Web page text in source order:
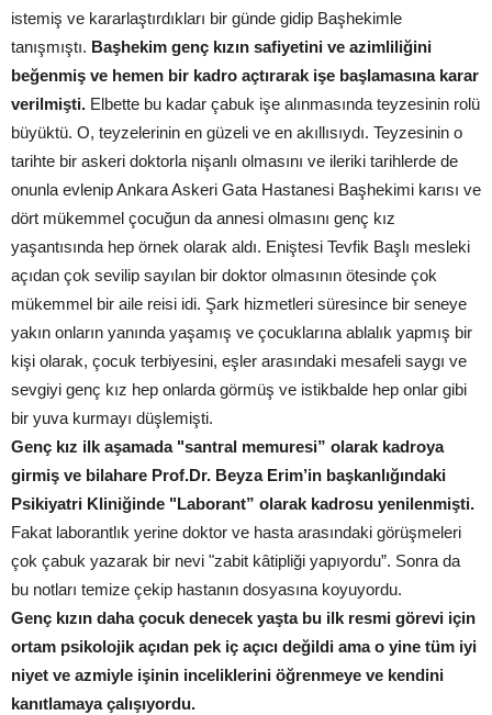
istemiş ve kararlaştırdıkları bir günde gidip Başhekimle
tanışmıştı. Başhekim genç kızın safiyetini ve azimliliğini
beğenmiş ve hemen bir kadro açtırarak işe başlamasına karar
verilmişti. Elbette bu kadar çabuk işe alınmasında teyzesinin rolü
büyüktü. O, teyzelerinin en güzeli ve en akıllısıydı. Teyzesinin o
tarihte bir askeri doktorla nişanlı olmasını ve ileriki tarihlerde de
onunla evlenip Ankara Askeri Gata Hastanesi Başhekimi karısı ve
dört mükemmel çocuğun da annesi olmasını genç kız
yaşantısında hep örnek olarak aldı. Eniştesi Tevfik Başlı mesleki
açıdan çok sevilip sayılan bir doktor olmasının ötesinde çok
mükemmel bir aile reisi idi. Şark hizmetleri süresince bir seneye
yakın onların yanında yaşamış ve çocuklarına ablalık yapmış bir
kişi olarak, çocuk terbiyesini, eşler arasındaki mesafeli saygı ve
sevgiyi genç kız hep onlarda görmüş ve istikbalde hep onlar gibi
bir yuva kurmayı düşlemişti.
Genç kız ilk aşamada "santral memuresi” olarak kadroya
girmiş ve bilahare Prof.Dr. Beyza Erim’in başkanlığındaki
Psikiyatri Kliniğinde "Laborant” olarak kadrosu yenilenmişti.
Fakat laborantlık yerine doktor ve hasta arasındaki görüşmeleri
çok çabuk yazarak bir nevi "zabit kâtipliği yapıyordu”. Sonra da
bu notları temize çekip hastanın dosyasına koyuyordu.
Genç kızın daha çocuk denecek yaşta bu ilk resmi görevi için
ortam psikolojik açıdan pek iç açıcı değildi ama o yine tüm iyi
niyet ve azmiyle işinin inceliklerini öğrenmeye ve kendini
kanıtlamaya çalışıyordu.